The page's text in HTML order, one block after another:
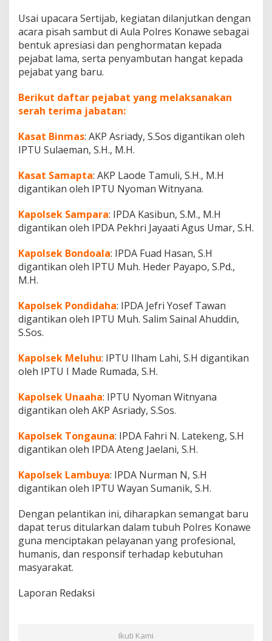
Usai upacara Sertijab, kegiatan dilanjutkan dengan
acara pisah sambut di Aula Polres Konawe sebagai
bentuk apresiasi dan penghormatan kepada
pejabat lama, serta penyambutan hangat kepada
pejabat yang baru.
Berikut daftar pejabat yang melaksanakan
serah terima jabatan:
Kasat Binmas: AKP Asriady, S.Sos digantikan oleh
IPTU Sulaeman, S.H., M.H.
Kasat Samapta: AKP Laode Tamuli, S.H., M.H
digantikan oleh IPTU Nyoman Witnyana.
Kapolsek Sampara: IPDA Kasibun, S.M., M.H
digantikan oleh IPDA Pekhri Jayaati Agus Umar, S.H.
Kapolsek Bondoala: IPDA Fuad Hasan, S.H
digantikan oleh IPTU Muh. Heder Payapo, S.Pd.,
M.H.
Kapolsek Pondidaha: IPDA Jefri Yosef Tawan
digantikan oleh IPTU Muh. Salim Sainal Ahuddin,
S.Sos.
Kapolsek Meluhu: IPTU Ilham Lahi, S.H digantikan
oleh IPTU I Made Rumada, S.H.
Kapolsek Unaaha: IPTU Nyoman Witnyana
digantikan oleh AKP Asriady, S.Sos.
Kapolsek Tongauna: IPDA Fahri N. Latekeng, S.H
digantikan oleh IPDA Ateng Jaelani, S.H.
Kapolsek Lambuya: IPDA Nurman N, S.H
digantikan oleh IPTU Wayan Sumanik, S.H.
Dengan pelantikan ini, diharapkan semangat baru
dapat terus ditularkan dalam tubuh Polres Konawe
guna menciptakan pelayanan yang profesional,
humanis, dan responsif terhadap kebutuhan
masyarakat.
Laporan Redaksi
Ikuti Kami